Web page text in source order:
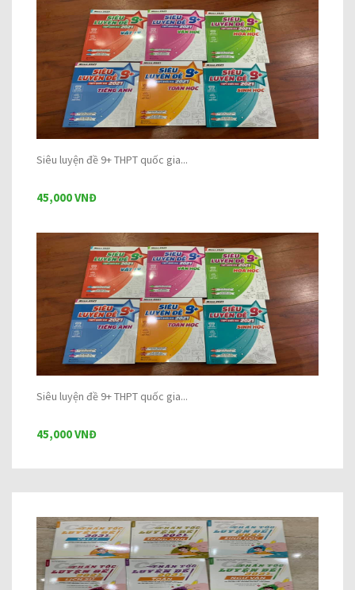
Siêu luyện đề 9+ THPT quốc gia...
45,000 VNĐ
Siêu luyện đề 9+ THPT quốc gia...
45,000 VNĐ